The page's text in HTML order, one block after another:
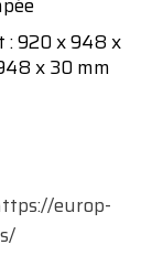
: 920 x 948 x
x 30 mm
europ-